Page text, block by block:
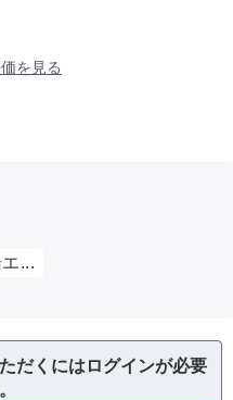
を見る
...
だくにはログインが必要